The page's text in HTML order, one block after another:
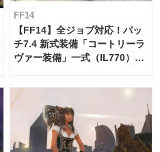
FF14
【FF14】全ジョブ対応！パッ
チ7.4 新式装備「コートリーラ
ヴァー装備」一式（IL770）の